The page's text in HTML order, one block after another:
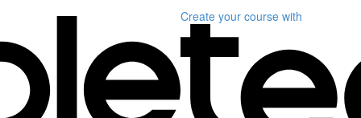
Create your course with